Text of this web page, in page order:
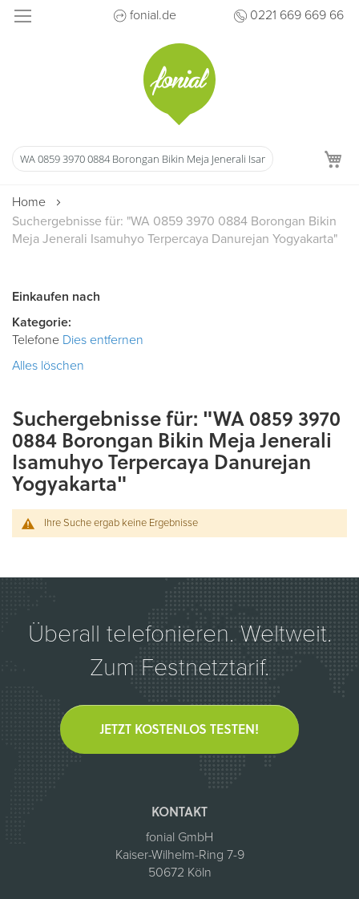
Direkt
fonial.de 0221 669 669 66
Home
Suchergebnisse für: "WA 0859 3970 0884 Borongan Bikin
Meja Jenerali Isamuhyo Terpercaya Danurejan Yogyakarta"
Suchergebnisse für: "WA 0859 3970
0884 Borongan Bikin Meja Jenerali
Isamuhyo Terpercaya Danurejan
Yogyakarta"
Ihre Suche ergab keine Ergebnisse
Einkaufen nach
Kategorie
Telefone Dies entfernen
Alles löschen
Überall telefonieren. Weltweit.
Zum Festnetztarif.
JETZT KOSTENLOS TESTEN!
KONTAKT
fonial GmbH
Kaiser-Wilhelm-Ring 7-9
50672 Köln